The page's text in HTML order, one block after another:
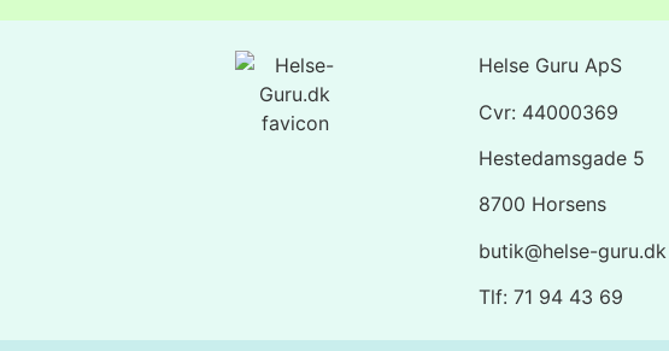
Helse Guru ApS
Cvr: 44000369
Hestedamsgade 5
8700 Horsens
butik@helse-guru.dk
Tlf: 71 94 43 69